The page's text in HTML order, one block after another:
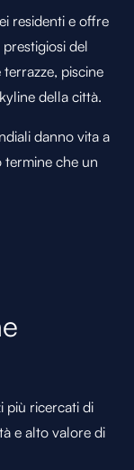
residenti e offre
del
piscine
della città.
danno vita a
che un
più ricercati di
e alto valore di